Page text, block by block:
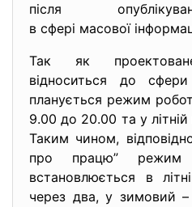
після
в сфері масової
Так як
відноситься до
планується режим
9.00 до 20.00 та у
Таким чином,
про працю” режим
встановлюється в
через два, у зимовий